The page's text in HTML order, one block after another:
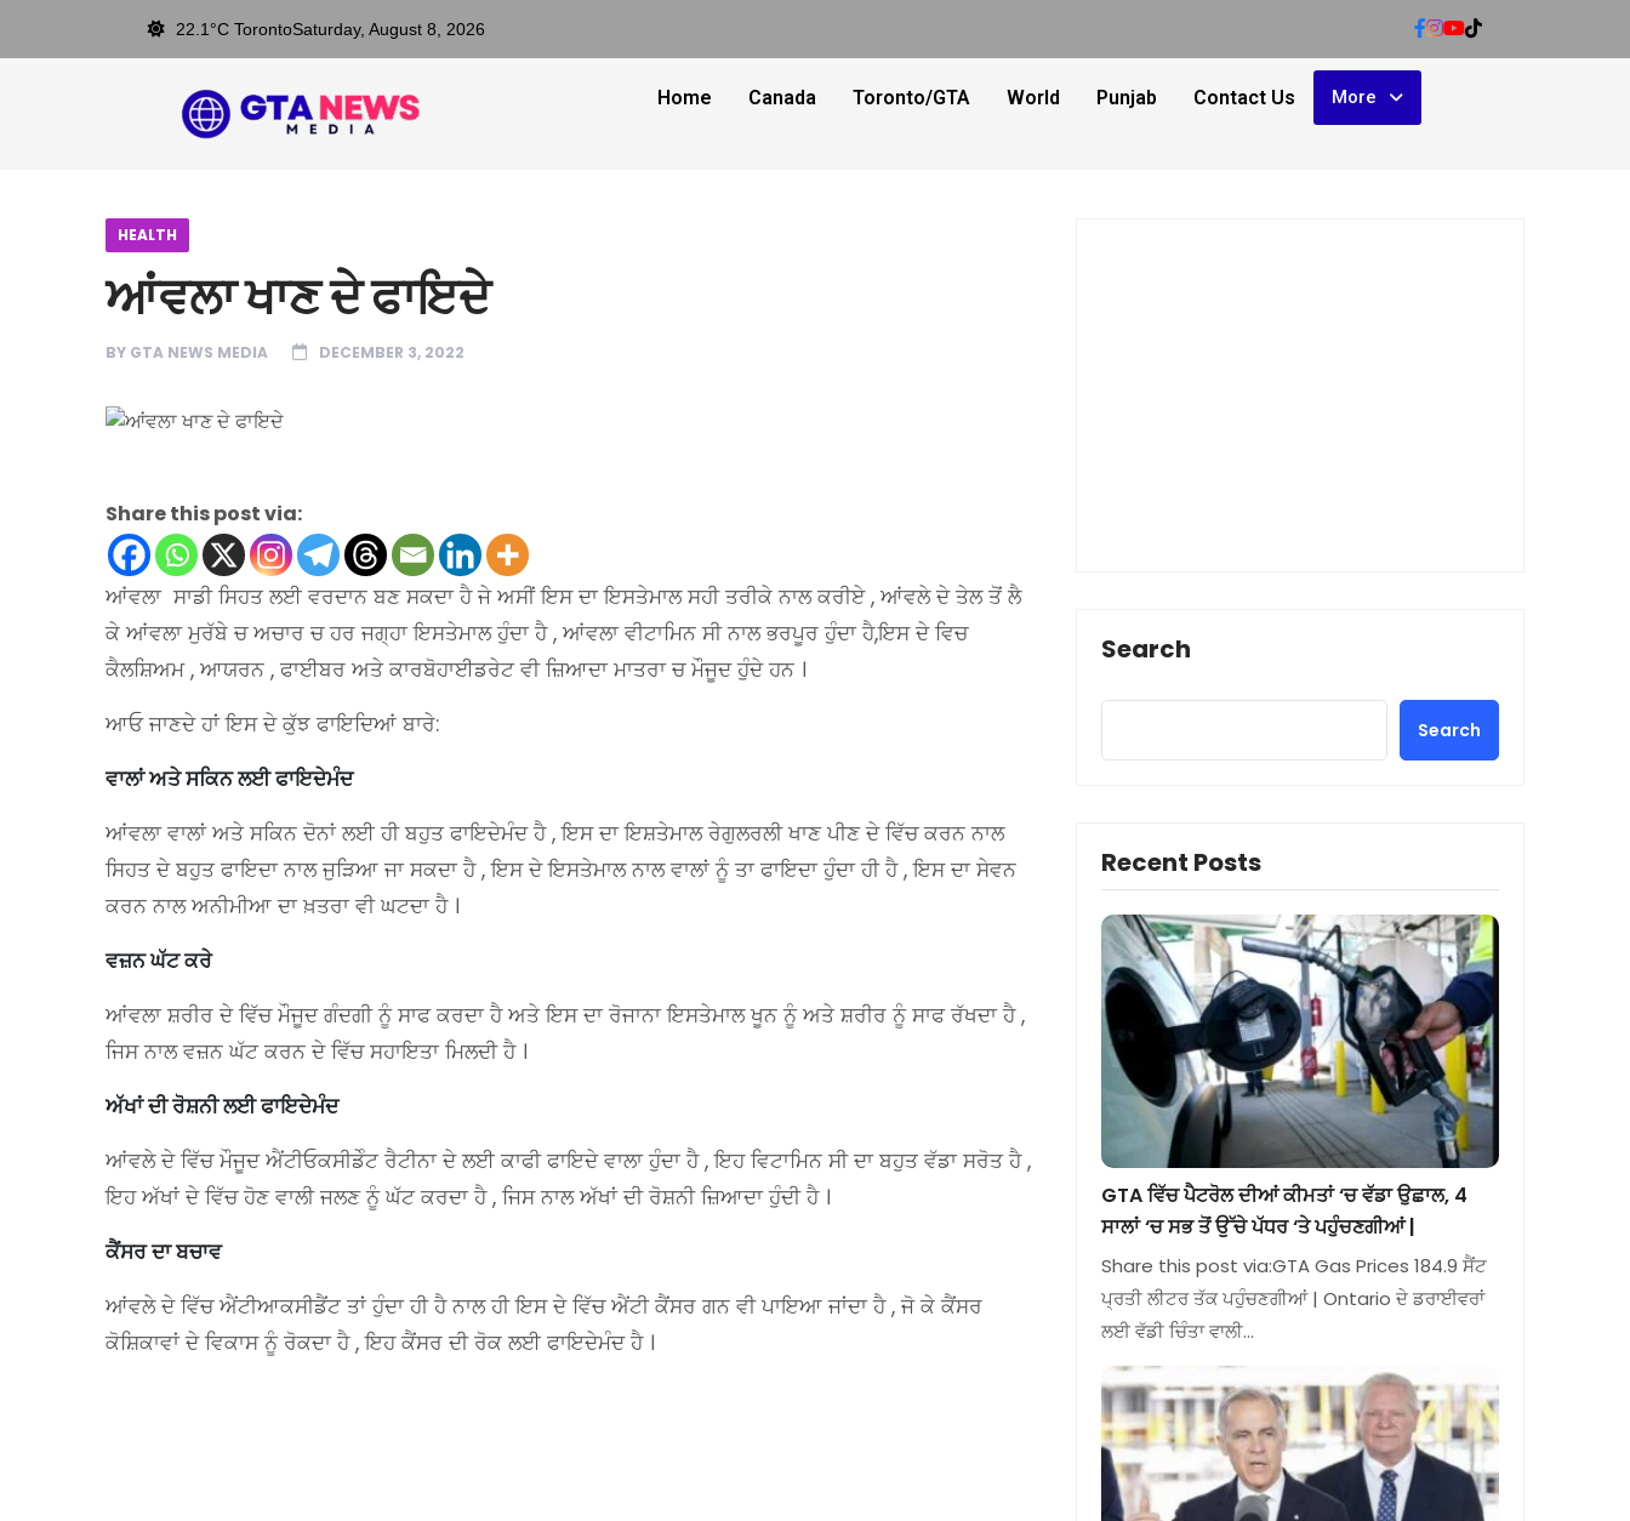
22.1°C TorontoSaturday, August 8, 2026
Home Canada Toronto/GTA World Punjab Contact Us More
HEALTH
ਆਂਵਲਾ ਖਾਣ ਦੇ ਫਾਇਦੇ
BY GTA NEWS MEDIA DECEMBER 3, 2022
Share this post via:
ਆਂਵਲਾ ਸਾਡੀ ਸਿਹਤ ਲਈ ਵਰਦਾਨ ਬਣ ਸਕਦਾ ਹੈ ਜੇ ਅਸੀਂ ਇਸ ਦਾ ਇਸਤੇਮਾਲ ਸਹੀ ਤਰੀਕੇ ਨਾਲ ਕਰੀਏ , ਆਂਵਲੇ ਦੇ ਤੇਲ ਤੋਂ ਲੈ
ਕੇ ਆਂਵਲਾ ਮੁਰੱਬੇ ਚ ਅਚਾਰ ਚ ਹਰ ਜਗ੍ਹਾ ਇਸਤੇਮਾਲ ਹੁੰਦਾ ਹੈ , ਆਂਵਲਾ ਵੀਟਾਮਿਨ ਸੀ ਨਾਲ ਭਰਪੂਰ ਹੁੰਦਾ ਹੈ,ਇਸ ਦੇ ਵਿਚ
ਕੈਲਸ਼ਿਅਮ , ਆਯਰਨ , ਫਾਈਬਰ ਅਤੇ ਕਾਰਬੋਹਾਈਡਰੇਟ ਵੀ ਜ਼ਿਆਦਾ ਮਾਤਰਾ ਚ ਮੌਜੂਦ ਹੁੰਦੇ ਹਨ ।
ਆਓ ਜਾਣਦੇ ਹਾਂ ਇਸ ਦੇ ਕੁੱਝ ਫਾਇਦਿਆਂ ਬਾਰੇ:
ਵਾਲਾਂ ਅਤੇ ਸਕਿਨ ਲਈ ਫਾਇਦੇਮੰਦ
ਆਂਵਲਾ ਵਾਲਾਂ ਅਤੇ ਸਕਿਨ ਦੋਨਾਂ ਲਈ ਹੀ ਬਹੁਤ ਫਾਇਦੇਮੰਦ ਹੈ , ਇਸ ਦਾ ਇਸ਼ਤੇਮਾਲ ਰੇਗੁਲਰਲੀ ਖਾਣ ਪੀਣ ਦੇ ਵਿੱਚ ਕਰਨ ਨਾਲ
ਸਿਹਤ ਦੇ ਬਹੁਤ ਫਾਇਦਾ ਨਾਲ ਜੁੜਿਆ ਜਾ ਸਕਦਾ ਹੈ , ਇਸ ਦੇ ਇਸਤੇਮਾਲ ਨਾਲ ਵਾਲਾਂ ਨੂੰ ਤਾ ਫਾਇਦਾ ਹੁੰਦਾ ਹੀ ਹੈ , ਇਸ ਦਾ ਸੇਵਨ
ਕਰਨ ਨਾਲ ਅਨੀਮੀਆ ਦਾ ਖ਼ਤਰਾ ਵੀ ਘਟਦਾ ਹੈ ।
ਵਜ਼ਨ ਘੱਟ ਕਰੇ
ਆਂਵਲਾ ਸ਼ਰੀਰ ਦੇ ਵਿੱਚ ਮੌਜੂਦ ਗੰਦਗੀ ਨੂੰ ਸਾਫ ਕਰਦਾ ਹੈ ਅਤੇ ਇਸ ਦਾ ਰੋਜਾਨਾ ਇਸਤੇਮਾਲ ਖੂਨ ਨੂੰ ਅਤੇ ਸ਼ਰੀਰ ਨੂੰ ਸਾਫ ਰੱਖਦਾ ਹੈ ,
ਜਿਸ ਨਾਲ ਵਜ਼ਨ ਘੱਟ ਕਰਨ ਦੇ ਵਿੱਚ ਸਹਾਇਤਾ ਮਿਲਦੀ ਹੈ ।
ਅੱਖਾਂ ਦੀ ਰੋਸ਼ਨੀ ਲਈ ਫਾਇਦੇਮੰਦ
ਆਂਵਲੇ ਦੇ ਵਿੱਚ ਮੌਜੂਦ ਐਂਟੀਓਕਸੀਡੇੰਟ ਰੈਟੀਨਾ ਦੇ ਲਈ ਕਾਫੀ ਫਾਇਦੇ ਵਾਲਾ ਹੁੰਦਾ ਹੈ , ਇਹ ਵਿਟਾਮਿਨ ਸੀ ਦਾ ਬਹੁਤ ਵੱਡਾ ਸਰੋਤ ਹੈ ,
ਇਹ ਅੱਖਾਂ ਦੇ ਵਿੱਚ ਹੋਣ ਵਾਲੀ ਜਲਣ ਨੂੰ ਘੱਟ ਕਰਦਾ ਹੈ , ਜਿਸ ਨਾਲ ਅੱਖਾਂ ਦੀ ਰੋਸ਼ਨੀ ਜ਼ਿਆਦਾ ਹੁੰਦੀ ਹੈ ।
ਕੈਂਸਰ ਦਾ ਬਚਾਵ
ਆਂਵਲੇ ਦੇ ਵਿੱਚ ਐਂਟੀਆਕਸੀਡੈਂਟ ਤਾਂ ਹੁੰਦਾ ਹੀ ਹੈ ਨਾਲ ਹੀ ਇਸ ਦੇ ਵਿੱਚ ਐਂਟੀ ਕੈਂਸਰ ਗਨ ਵੀ ਪਾਇਆ ਜਾਂਦਾ ਹੈ , ਜੋ ਕੇ ਕੈਂਸਰ
ਕੋਸ਼ਿਕਾਵਾਂ ਦੇ ਵਿਕਾਸ ਨੂੰ ਰੋਕਦਾ ਹੈ , ਇਹ ਕੈਂਸਰ ਦੀ ਰੋਕ ਲਈ ਫਾਇਦੇਮੰਦ ਹੈ ।
Search
Search
Recent Posts
GTA ਵਿੱਚ ਪੈਟਰੋਲ ਦੀਆਂ ਕੀਮਤਾਂ ‘ਚ ਵੱਡਾ ਉਛਾਲ, 4
ਸਾਲਾਂ ‘ਚ ਸਭ ਤੋਂ ਉੱਚੇ ਪੱਧਰ ‘ਤੇ ਪਹੁੰਚਣਗੀਆਂ |
Share this post via:GTA Gas Prices 184.9 ਸੈਂਟ
ਪ੍ਰਤੀ ਲੀਟਰ ਤੱਕ ਪਹੁੰਚਣਗੀਆਂ | Ontario ਦੇ ਡਰਾਈਵਰਾਂ
ਲਈ ਵੱਡੀ ਚਿੰਤਾ ਵਾਲੀ…